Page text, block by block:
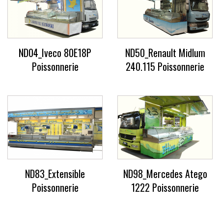
ND04_Iveco 80E18P
Poissonnerie
ND50_Renault Midlum
240.115 Poissonnerie
ND83_Extensible
Poissonnerie
ND98_Mercedes Atego
1222 Poissonnerie